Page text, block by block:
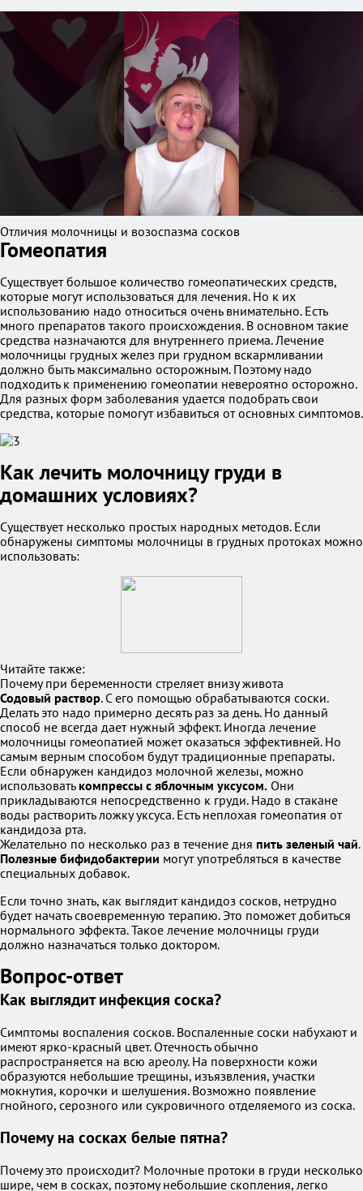
Отличия молочницы и возоспазма сосков
Гомеопатия
Существует большое количество гомеопатических средств,
которые могут использоваться для лечения. Но к их
использованию надо относиться очень внимательно. Есть
много препаратов такого происхождения. В основном такие
средства назначаются для внутреннего приема. Лечение
молочницы грудных желез при грудном вскармливании
должно быть максимально осторожным. Поэтому надо
подходить к применению гомеопатии невероятно осторожно.
Для разных форм заболевания удается подобрать свои
средства, которые помогут избавиться от основных симптомов.
Как лечить молочницу груди в
домашних условиях?
Существует несколько простых народных методов. Если
обнаружены симптомы молочницы в грудных протоках можно
использовать:
Читайте также:
Почему при беременности стреляет внизу живота
Содовый раствор. С его помощью обрабатываются соски.
Делать это надо примерно десять раз за день. Но данный
способ не всегда дает нужный эффект. Иногда лечение
молочницы гомеопатией может оказаться эффективней. Но
самым верным способом будут традиционные препараты.
Если обнаружен кандидоз молочной железы, можно
использовать компрессы с яблочным уксусом. Они
прикладываются непосредственно к груди. Надо в стакане
воды растворить ложку уксуса. Есть неплохая гомеопатия от
кандидоза рта.
Желательно по несколько раз в течение дня пить зеленый чай.
Полезные бифидобактерии могут употребляться в качестве
специальных добавок.
Если точно знать, как выглядит кандидоз сосков, нетрудно
будет начать своевременную терапию. Это поможет добиться
нормального эффекта. Такое лечение молочницы груди
должно назначаться только доктором.
Вопрос-ответ
Как выглядит инфекция соска?
Симптомы воспаления сосков. Воспаленные соски набухают и
имеют ярко-красный цвет. Отечность обычно
распространяется на всю ареолу. На поверхности кожи
образуются небольшие трещины, изъязвления, участки
мокнутия, корочки и шелушения. Возможно появление
гнойного, серозного или сукровичного отделяемого из соска.
Почему на сосках белые пятна?
Почему это происходит? Молочные протоки в груди несколько
шире, чем в сосках, поэтому небольшие скопления, легко